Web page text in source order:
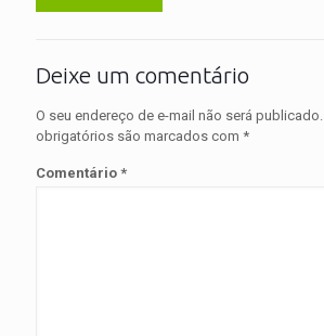
Deixe um comentário
O seu endereço de e-mail não será publicado.
obrigatórios são marcados com *
Comentário *